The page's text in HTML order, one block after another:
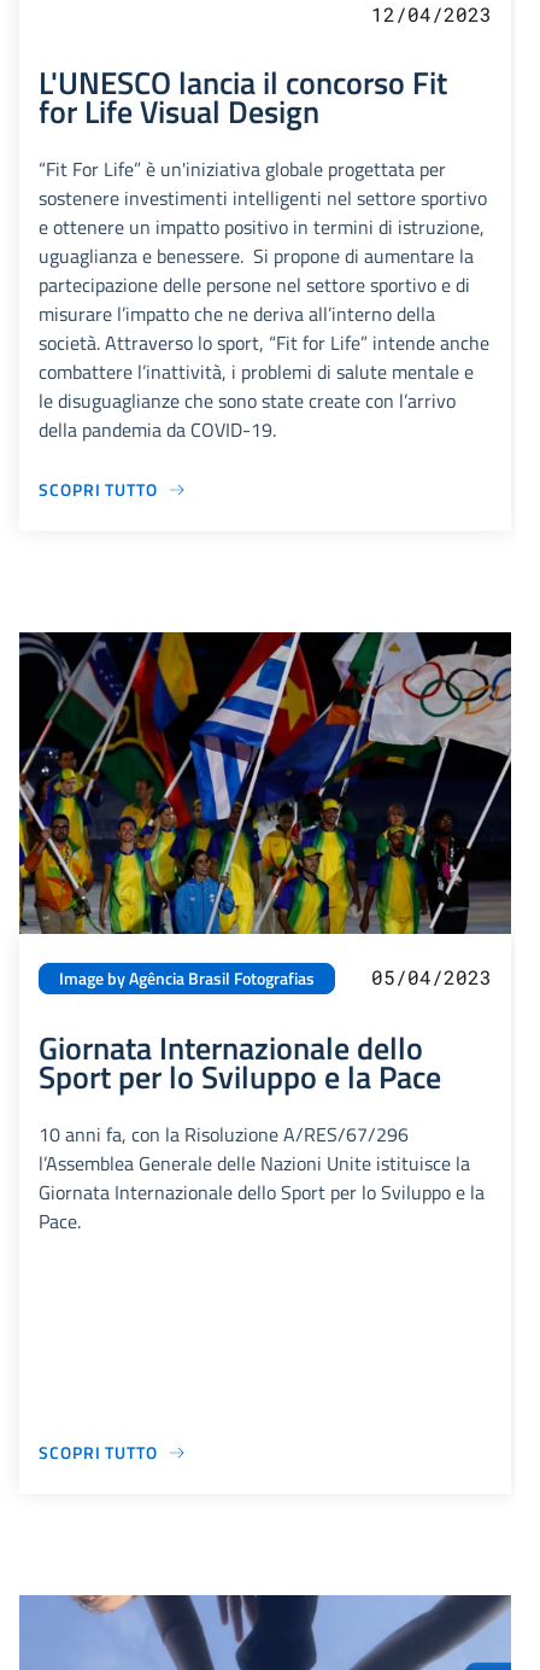
12/04/2023
L'UNESCO lancia il concorso Fit
for Life Visual Design
“Fit For Life” è un'iniziativa globale progettata per
sostenere investimenti intelligenti nel settore sportivo
e ottenere un impatto positivo in termini di istruzione,
uguaglianza e benessere. Si propone di aumentare la
partecipazione delle persone nel settore sportivo e di
misurare l’impatto che ne deriva all’interno della
società. Attraverso lo sport, “Fit for Life” intende anche
combattere l’inattività, i problemi di salute mentale e
le disuguaglianze che sono state create con l’arrivo
della pandemia da COVID-19.
SCOPRI TUTTO
Image by Agência Brasil Fotografias 05/04/2023
Giornata Internazionale dello
Sport per lo Sviluppo e la Pace
10 anni fa, con la Risoluzione A/RES/67/296
l’Assemblea Generale delle Nazioni Unite istituisce la
Giornata Internazionale dello Sport per lo Sviluppo e la
Pace.
SCOPRI TUTTO